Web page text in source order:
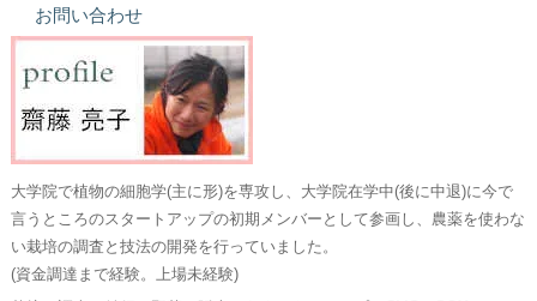
お問い合わせ
大学院で植物の細胞学(主に形)を専攻し、大学院在学中(後に中退)に今で
言うところのスタートアップの初期メンバーとして参画し、農薬を使わな
い栽培の調査と技法の開発を行っていました。
(資金調達まで経験。上場未経験)